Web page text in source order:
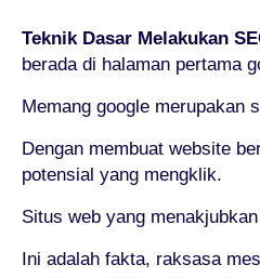
Teknik Dasar Melakukan
berada di halaman pertama
Memang google merupakan
Dengan membuat website
potensial yang mengklik.
Situs web yang
Ini adalah fakta, raksasa